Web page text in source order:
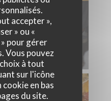
accepter »,
» ou «
pour gérer
Vous pouvez
à tout
sur l'icône
en bas
du site.